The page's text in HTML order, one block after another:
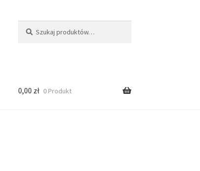
0,00 zł 0 Produkt